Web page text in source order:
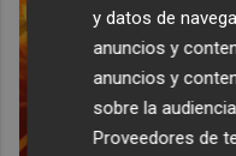
y datos de
anuncios y
anuncios y
sobre la
Proveedores de